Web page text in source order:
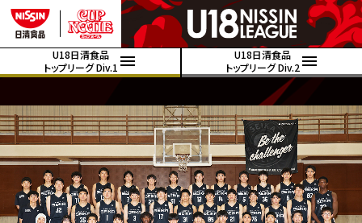
U18日清食品
トップリーグ Div.1
U18日清食品
トップリーグ Div.2